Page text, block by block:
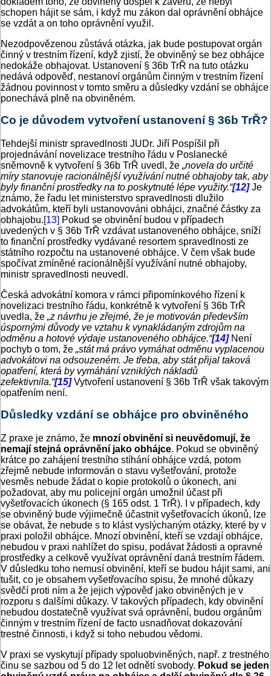
schopen hájit se sám, i když mu zákon dal oprávnění obhájce
se vzdát a on toho oprávnění využil.
Nezodpovězenou zůstává otázka, jak bude postupovat orgán
činný v trestním řízení, když zjistí, že obviněný se bez obhájce
nedokáže obhajovat. Ustanovení § 36b TrŘ na tuto otázku
nedává odpověď, nestanoví orgánům činným v trestním řízení
žádnou povinnost v tomto směru a důsledky vzdání se obhájce
ponechává plně na obviněném.
Co je důvodem vytvoření ustanovení § 36b TrŘ?
Tehdejší ministr spravedlnosti JUDr. Jiří Pospíšil při
projednávání novelizace trestního řádu v Poslanecké
sněmovně k vytvoření § 36b TrŘ uvedl, že „novela do určité
míry stanovuje racionálnější využívání nutné obhajoby tak, aby
byly finanční prostředky na to poskytnuté lépe využity.“[12] Je
známo, že řadu let ministerstvo spravedlnosti dlužilo
advokátům, kteří byli ustanovováni obhájci, značné částky za
obhajobu.[13] Pokud se obvinění budou v případech
uvedených v § 36b TrŘ vzdávat ustanoveného obhájce, sníží
to finanční prostředky vydávané resortem spravedlnosti ze
státního rozpočtu na ustanovené obhájce. V čem však bude
spočívat zmíněné racionálnější využívání nutné obhajoby,
ministr spravedlnosti neuvedl.
Česká advokátní komora v rámci připomínkového řízení k
novelizaci trestního řádu, konkrétně k vytvoření § 36b TrŘ
uvedla, že „z návrhu je zřejmé, že je motivován především
úspornými důvody ve vztahu k vynakládaným zdrojům na
odměnu a hotové výdaje ustanoveného obhájce.“[14]Není
pochyb o tom, že „stát má právo vymáhat odměnu vyplacenou
advokátovi na odsouzeném. Je třeba, aby stát přijal taková
opatření, která by vymáhání vzniklých nákladů
zefektivnila.“[15]Vytvoření ustanovení § 36b TrŘ však takovým
opatřením není.
Důsledky vzdání se obhájce pro obviněného
Z praxe je známo, že mnozí obvinění si neuvědomují, že
nemají stejná oprávnění jako obhájce. Pokud se obviněný
krátce po zahájení trestního stíhání obhájce vzdá, potom
zřejmě nebude informován o stavu vyšetřování, protože
vesměs nebude žádat o kopie protokolů o úkonech, ani
požadovat, aby mu policejní orgán umožnil účast při
vyšetřovacích úkonech (§ 165 odst. 1 TrŘ). I v případech, kdy
se obviněný bude výjimečně účastnit vyšetřovacích úkonů, lze
se obávat, že nebude s to klást vyslýchaným otázky, které by v
praxi položil obhájce. Mnozí obvinění, kteří se vzdají obhájce,
nebudou v praxi nahlížet do spisu, podávat žádosti a opravné
prostředky a celkově využívat oprávnění daná trestním řádem.
V důsledku toho nemusí obvinění, kteří se budou hájit sami, ani
tušit, co je obsahem vyšetřovacího spisu, že mnohé důkazy
svědčí proti ním a že jejich výpověď jako obviněných je v
rozporu s dalšími důkazy. V takových případech, kdy obvinění
nebudou dostatečně využívat svá oprávnění, budou orgánům
činným v trestním řízení de facto usnadňovat dokazování
trestné činnosti, i když si toho nebudou vědomi.
V praxi se vyskytují případy spoluobviněných, např. z trestného
činu se sazbou od 5 do 12 let odnětí svobody. Pokud se jeden